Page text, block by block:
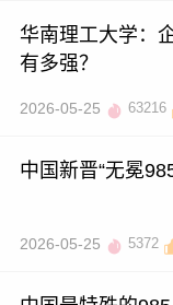
华南理工大学：
有多强？
2026-05-25 63216
中国新晋“无冕
2026-05-25 5372